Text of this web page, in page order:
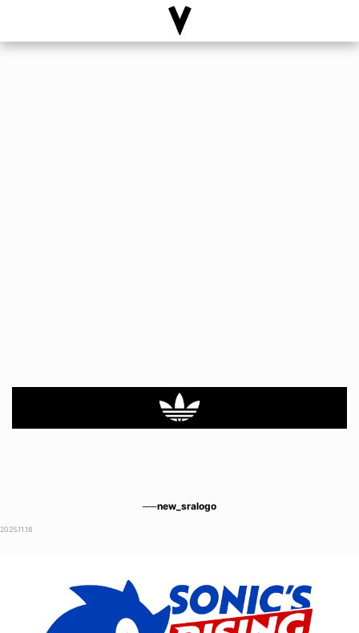
──new_sralogo
2025.11.18